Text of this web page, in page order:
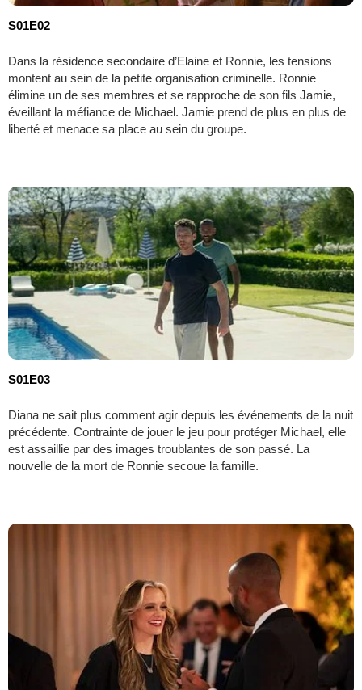
S01E02
Dans la résidence secondaire d’Elaine et Ronnie, les tensions
montent au sein de la petite organisation criminelle. Ronnie
élimine un de ses membres et se rapproche de son fils Jamie,
éveillant la méfiance de Michael. Jamie prend de plus en plus de
liberté et menace sa place au sein du groupe.
S01E03
Diana ne sait plus comment agir depuis les événements de la nuit
précédente. Contrainte de jouer le jeu pour protéger Michael, elle
est assaillie par des images troublantes de son passé. La
nouvelle de la mort de Ronnie secoue la famille.